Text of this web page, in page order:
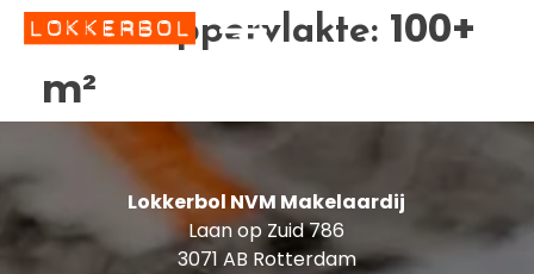
Woon oppervlakte: 100+
m²
Lokkerbol NVM Makelaardij
Laan op Zuid 786
3071 AB Rotterdam